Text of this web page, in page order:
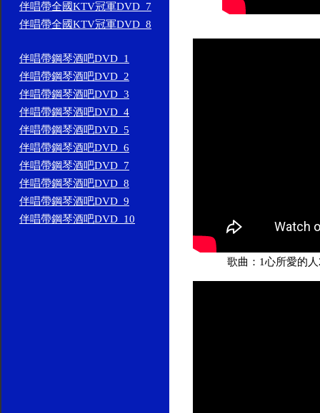
伴唱帶全國KTV冠軍DVD_7
伴唱帶全國KTV冠軍DVD_8
伴唱帶鋼琴酒吧DVD_1
伴唱帶鋼琴酒吧DVD_2
伴唱帶鋼琴酒吧DVD_3
伴唱帶鋼琴酒吧DVD_4
伴唱帶鋼琴酒吧DVD_5
伴唱帶鋼琴酒吧DVD_6
伴唱帶鋼琴酒吧DVD_7
伴唱帶鋼琴酒吧DVD_8
伴唱帶鋼琴酒吧DVD_9
伴唱帶鋼琴酒吧DVD_10
歌曲：1心所愛的